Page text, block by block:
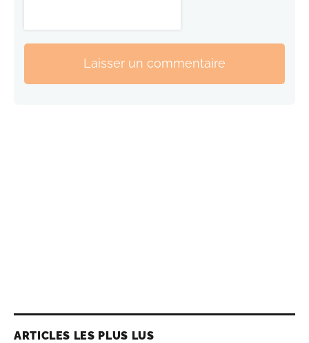
Laisser un commentaire
ARTICLES LES PLUS LUS